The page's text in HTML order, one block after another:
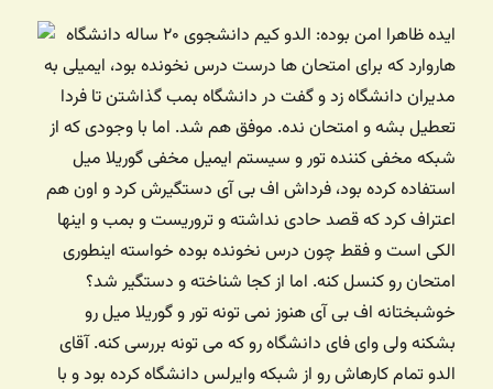
ایده ظاهرا امن بوده: الدو کیم دانشجوی ۲۰ ساله دانشگاه
هاروارد که برای امتحان ها درست درس نخونده بود، ایمیلی به
مدیران دانشگاه زد و گفت در دانشگاه بمب گذاشتن تا فردا
تعطیل بشه و امتحان نده. موفق هم شد. اما با وجودی که از
شبکه مخفی کننده تور و سیستم ایمیل مخفی گوریلا میل
استفاده کرده بود، فرداش اف بی آی دستگیرش کرد و اون هم
اعتراف کرد که قصد حادی نداشته و تروریست و بمب و اینها
الکی است و فقط چون درس نخونده بوده خواسته اینطوری
امتحان رو کنسل کنه. اما از کجا شناخته و دستگیر شد؟
خوشبختانه اف بی آی هنوز نمی تونه تور و گوریلا میل رو
بشکنه ولی وای فای دانشگاه رو که می تونه بررسی کنه. آقای
الدو تمام کارهاش رو از شبکه وایرلس دانشگاه کرده بود و با